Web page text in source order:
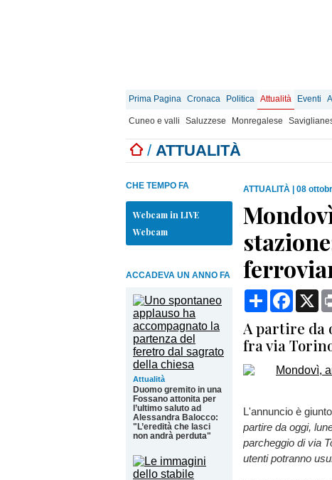
Prima Pagina Cronaca Politica Attualità Eventi
Cuneo e valli Saluzzese Monregalese
/ ATTUALITÀ
CHE TEMPO FA
Webcam in LIVE
Webcam
ACCADEVA UN ANNO FA
Attualità
Duomo gremito in una
Fossano attonita per
l’ultimo saluto ad
Alessandra Balocco:
"L’eredità che lasci
non andrà perduta"
ATTUALITÀ 08
Condividi X
A partire da
fra via
L'annuncio è
partire da oggi,
parcheggio di via
utenti potranno